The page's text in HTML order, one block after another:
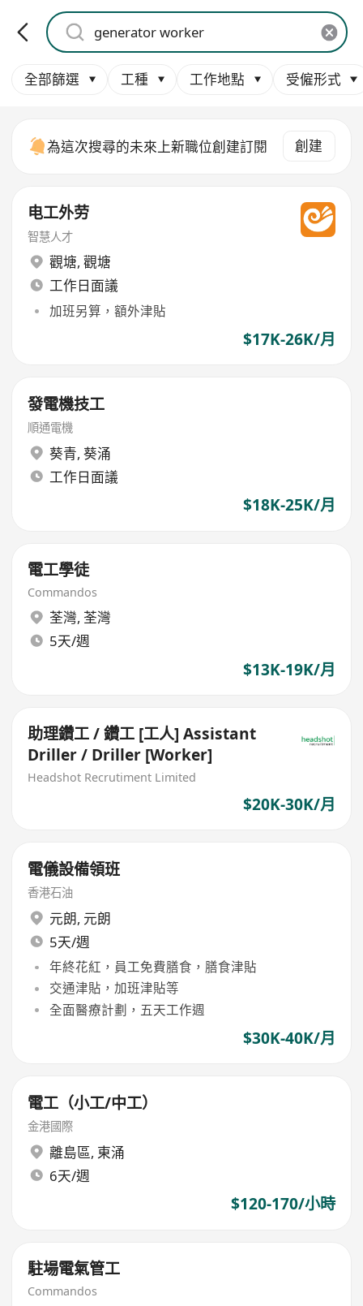
全部篩選 工種 工作地點 受僱形式
為這次搜尋的未來上新職位創建訂閱 創建
电工外劳
智慧人才
觀塘, 觀塘
工作日面議
加班另算，額外津貼
$17K-26K/月
發電機技工
順通電機
葵青, 葵涌
工作日面議
$18K-25K/月
電工學徒
Commandos
荃灣, 荃灣
5天/週
$13K-19K/月
助理鑽工 / 鑽工 [工人] Assistant
Driller / Driller [Worker]
Headshot Recrutiment Limited
$20K-30K/月
電儀設備領班
香港石油
元朗, 元朗
5天/週
年終花紅，員工免費膳食，膳食津貼
交通津貼，加班津貼等
全面醫療計劃，五天工作週
$30K-40K/月
電工（小工/中工）
金港國際
離島區, 東涌
6天/週
$120-170/小時
駐場電氣管工
Commandos